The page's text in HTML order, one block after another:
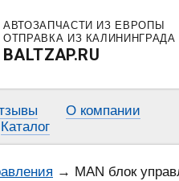
АВТОЗАПЧАСТИ ИЗ ЕВРОПЫ
ОТПРАВКА ИЗ КАЛИНИНГРАДА
BALTZAP.RU
О компании
Каталог
→ MAN блок